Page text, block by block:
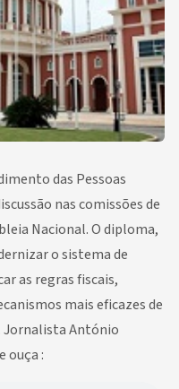
das Pessoas
nas comissões de
Nacional. O diploma,
o sistema de
as regras fiscais,
mais eficazes de
Jornalista António
ouça :